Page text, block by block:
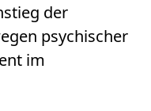
der
psychischer
im